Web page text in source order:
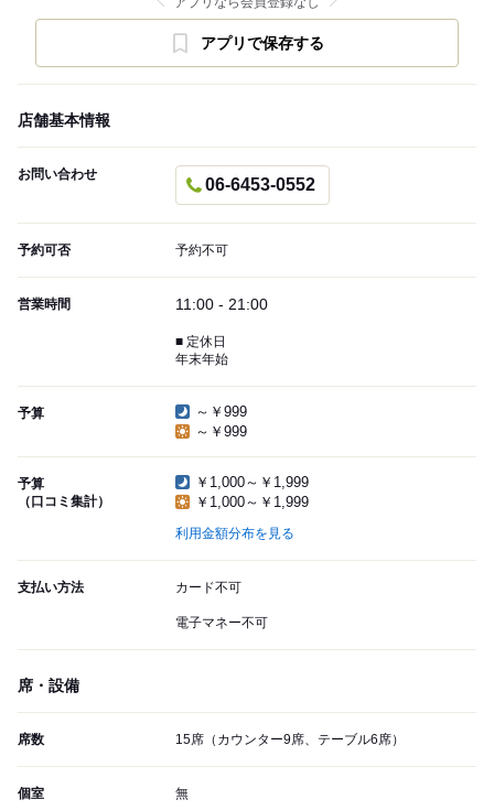
アプリで保存する
店舗基本情報
お問い合わせ
06-6453-0552
予約可否 予約不可
営業時間 11:00 - 21:00
■ 定休日
年末年始
予算
～￥999
～￥999
予算
（口コミ集計）
￥1,000～￥1,999
￥1,000～￥1,999
利用金額分布を見る
支払い方法 カード不可
電子マネー不可
席・設備
席数 15席（カウンター9席、テーブル6席）
個室 無